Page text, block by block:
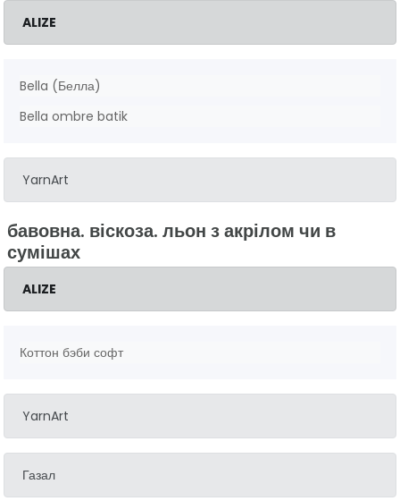
ALIZE
Bella (Белла)
Bella ombre batik
YarnArt
бавовна. віскоза. льон з акрілом чи в
сумішах
ALIZE
Коттон бэби софт
YarnArt
Газал